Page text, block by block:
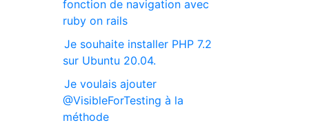
fonction de navigation avec
ruby on rails
Je souhaite installer PHP 7.2
sur Ubuntu 20.04.
Je voulais ajouter
@VisibleForTesting à la
méthode